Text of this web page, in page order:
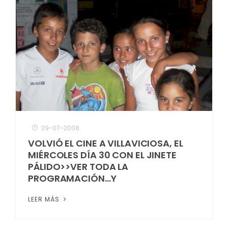
29-07-2008
VOLVIÓ EL CINE A VILLAVICIOSA, EL
MIÉRCOLES DÍA 30 CON EL JINETE
PÁLIDO>>VER TODA LA
PROGRAMACIÓN…Y
LEER MÁS